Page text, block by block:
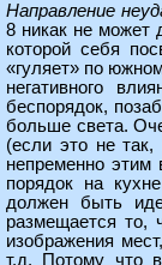
Направление
8 никак не может
которой себя
«гуляет» по
негативного
беспорядок,
больше света.
(если это не
непременно этим
порядок на
должен быть
размещается то,
изображения
т.д. Потому что